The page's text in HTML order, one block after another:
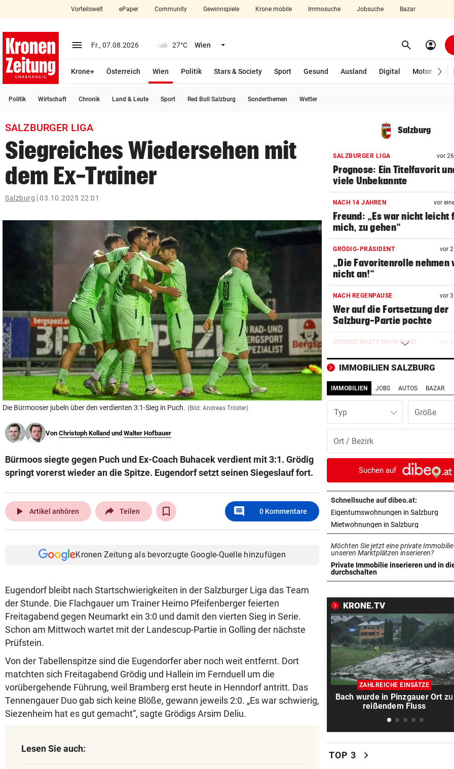
closeSchließen
account_circle Anmelden
arrow_right
bookmark
search
Suchbegriff
eingeben
© Krone Multimedia GmbH & Co KG 2026
Muthgasse 2, 1190 Wien
Vorteilswelt ePaper Community Gewinnspiele Krone mobile Immosuche Jobsuche Bazar
menu Menü aufklappen
Fr., 07.08.2026 27°C Wien Menü aufklappen search Suchen
account_circle
Krone+ Österreich Wien
Politik
Stars & Society Sport Gesund Ausland Digital Motor
Politik Wirtschaft Chronik Land & Leute Sport Red Bull Salzburg Sonderthemen Wetter
SALZBURGER LIGA
Siegreiches Wiedersehen mit
dem Ex-Trainer
Salzburg 03.10.2025 22:01
Die Bürmooser jubeln über den verdienten 3:1-Sieg in Puch. (Bild: Andreas Tröster)
Von Christoph Kolland und Walter Hofbauer
Bürmoos siegte gegen Puch und Ex-Coach Buhacek verdient mit 3:1. Grödig
springt vorerst wieder an die Spitze. Eugendorf setzt seinen Siegeslauf fort.
play_arrow Artikel anhören Teilen comment 0 Kommentare
Kronen Zeitung als bevorzugte Google-Quelle hinzufügen
Eugendorf bleibt nach Startschwierigkeiten in der Salzburger Liga das Team
der Stunde. Die Flachgauer um Trainer Heimo Pfeifenberger feierten
Freitagabend gegen Neumarkt ein 3:0 und damit den vierten Sieg in Serie.
Schon am Mittwoch wartet mit der Landescup-Partie in Golling der nächste
Prüfstein.
Von der Tabellenspitze sind die Eugendorfer aber noch weit entfernt. Dort
matchten sich Freitagabend Grödig und Hallein im Fernduell um die
vorübergehende Führung, weil Bramberg erst heute in Henndorf antritt. Das
Tennengauer Duo gab sich keine Blöße, gewann jeweils 2:0. „Es war schwierig,
Siezenheim hat es gut gemacht“, sagte Grödigs Arsim Deliu.
Lesen Sie auch:
Salzburg
SALZBURGER LIGA vor
Prognose: Ein Titelfavorit
viele Unbekannte
NACH 14 JAHREN vor
Freund: „Es war nicht leicht
mich, zu gehen“
GRÖDIG-PRÄSIDENT vor
„Die Favoritenrolle nehmen
nicht an!“
NACH REGENPAUSE vor
Wer auf die Fortsetzung der
Salzburg-Partie pochte
GROSSEINSATZ NACH FUND vor
Salzburg: Granate sorgte für
nächtliche Sperre
„IST KEINE ARBEIT“ vor 4
Kanzler empört mit Sager
Kinderbetreuung
vor
auf Landesstraße
DER MORGEN DANACH vor
Verheerende Unwetter
massive Schäden an
LANGER EUROPACUPABEND
Salzburg: Lob von Brasilien-
und große Sorgen
„KRONE“-KOLUMNE
Leistungsprinzip
TROTZ KRANKHEIT vor 6
Starkoch Lafer kann’s nicht
lassen
WOHL SCHWER VERLETZT vor
„Sah sehr schlimm aus“ –
um Salzburg-Kicker
IMMOBILIEN SALZBURG
IMMOBILIEN JOBS AUTOS BAZAR
Typ
Suchen auf
Schnellsuche auf dibeo.at:
Eigentumswohnungen in Salzburg
Mietwohnungen in Salzburg
Möchten Sie jetzt eine private
unseren Marktplätzen inserieren?
Private Immobilie inserieren und in
durchschalten
in neuem Tab öffnen
KRONE.TV
ZAHLREICHE EINSÄTZE
Bach wurde in Pinzgauer Ort zu
reißendem Fluss
TOP 3 chevron_right